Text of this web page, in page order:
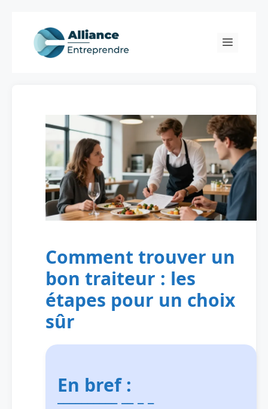
content
Menu
Comment trouver un
bon traiteur : les
étapes pour un choix
sûr
En bref :